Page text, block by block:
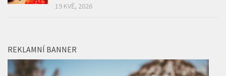
19 KVĚ, 2026
REKLAMNÍ BANNER